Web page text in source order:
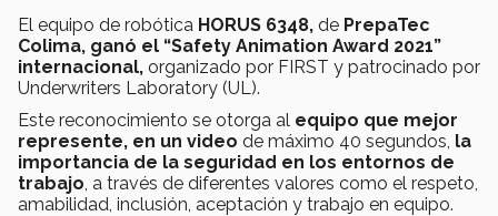
El equipo de robótica HORUS 6348, de PrepaTec
Colima, ganó el “Safety Animation Award 2021”
internacional, organizado por FIRST y patrocinado por
Underwriters Laboratory (UL).
Este reconocimiento se otorga al equipo que mejor
represente, en un video de máximo 40 segundos, la
importancia de la seguridad en los entornos de
trabajo , a través de diferentes valores como el respeto,
amabilidad, inclusión, aceptación y trabajo en equipo.